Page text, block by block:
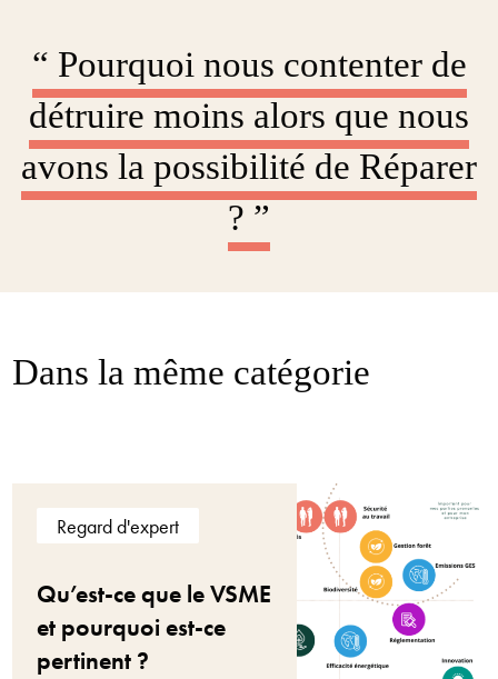
“ Pourquoi nous contenter de
détruire moins alors que nous
avons la possibilité de Réparer
? ”
Dans la même catégorie
Regard d'expert
Qu’est-ce que le VSME
et pourquoi est-ce
pertinent ?